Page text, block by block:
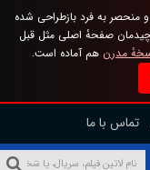
منحصر به فرد بازطراحی شده
صفحهٔ اصلی مثل قبل
مدرن هم آماده است.
تماس با ما